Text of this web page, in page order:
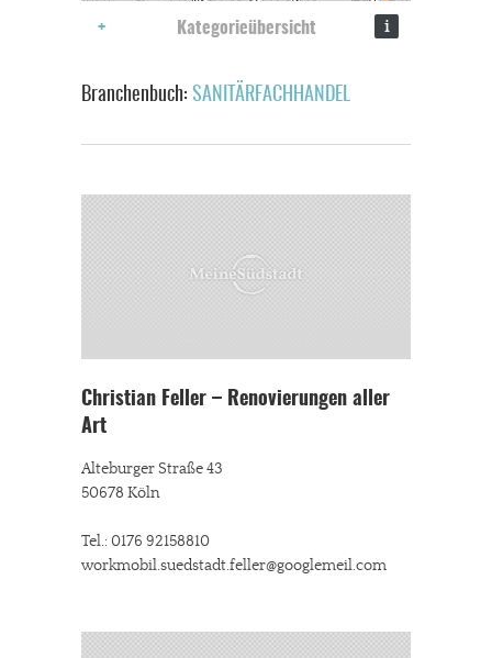
i
Kategorieübersicht
Branchenbuch: SANITÄRFACHHANDEL
Christian Feller – Renovierungen aller
Art
Alteburger Straße 43
50678 Köln
Tel.: 0176 92158810
workmobil.suedstadt.feller@googlemeil.com